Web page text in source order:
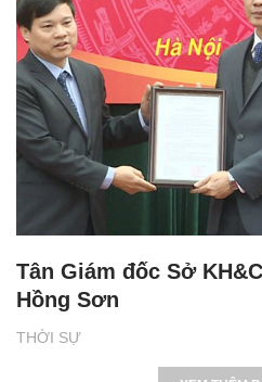
THỜI SỰ
Tân Giám đốc Sở
Hồng Sơn